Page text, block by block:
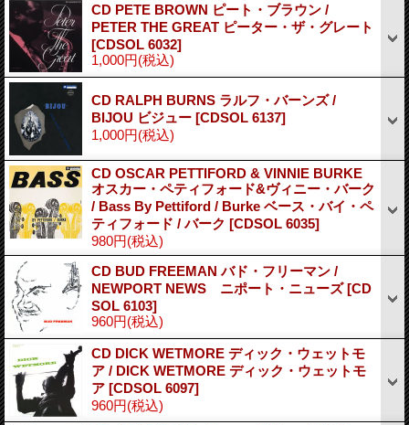
CD PETE BROWN ピート・ブラウン /
PETER THE GREAT ピーター・ザ・グレート
[CDSOL 6032]
1,000円(税込)
CD RALPH BURNS ラルフ・バーンズ /
BIJOU ビジュー [CDSOL 6137]
1,000円(税込)
CD OSCAR PETTIFORD & VINNIE BURKE
オスカー・ペティフォード&ヴィニー・バーク
/ Bass By Pettiford / Burke ベース・バイ・ペ
ティフォード / バーク [CDSOL 6035]
980円(税込)
CD BUD FREEMAN バド・フリーマン /
NEWPORT NEWS ニポート・ニューズ[CD
SOL 6103]
960円(税込)
CD DICK WETMORE ディック・ウェットモ
ア / DICK WETMORE ディック・ウェットモ
ア [CDSOL 6097]
960円(税込)